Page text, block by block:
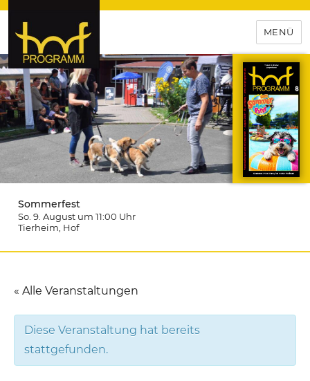
hof-programm – das
Veranstaltungsportal für
Hochfranken
MENÜ
Sommerfest
So. 9. August um 11:00 Uhr
Tierheim , Hof
« Alle Veranstaltungen
Diese Veranstaltung hat bereits
stattgefunden.